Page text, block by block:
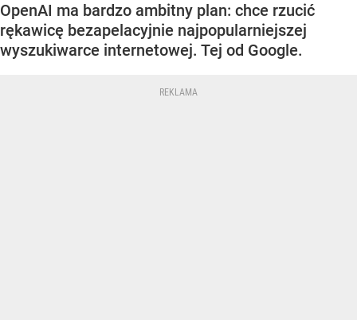
OpenAI ma bardzo ambitny plan: chce rzucić
rękawicę bezapelacyjnie najpopularniejszej
wyszukiwarce internetowej. Tej od Google.